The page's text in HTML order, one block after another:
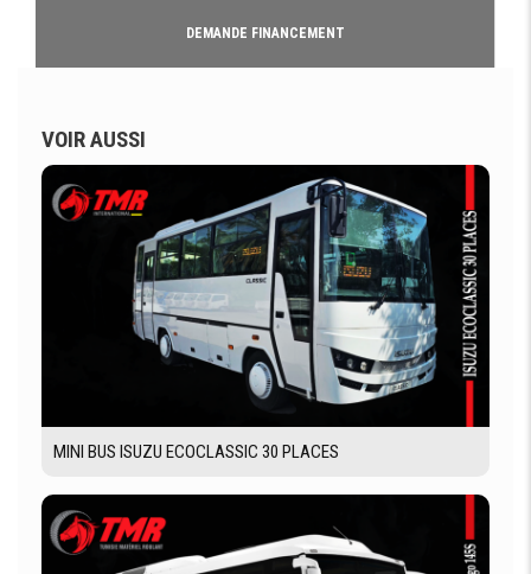
DEMANDE FINANCEMENT
VOIR AUSSI
MINI BUS ISUZU ECOCLASSIC 30 PLACES